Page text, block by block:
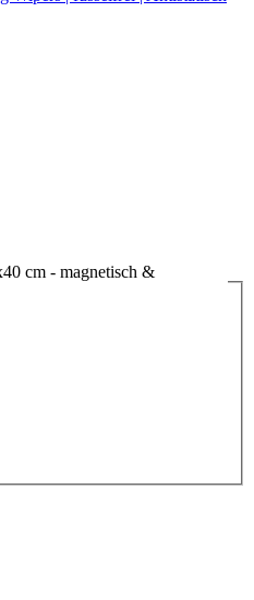
cm - magnetisch &